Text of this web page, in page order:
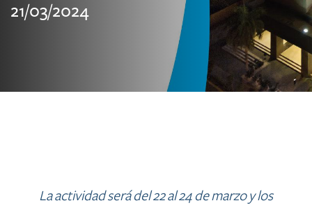
21/03/2024
La actividad será del 22 al 24 de marzo y los